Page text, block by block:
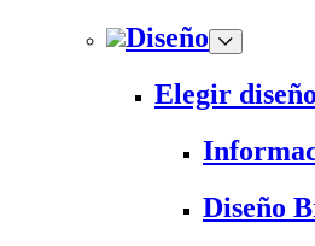
Diseño
Elegir diseño
Diseño